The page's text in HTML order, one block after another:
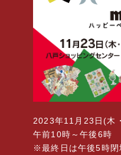
2023年11月23日(木
午前10時～午後6時
※最終日 は午後5時閉